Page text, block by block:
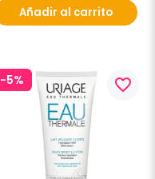
Añadir al carrito
-5% favorite_border